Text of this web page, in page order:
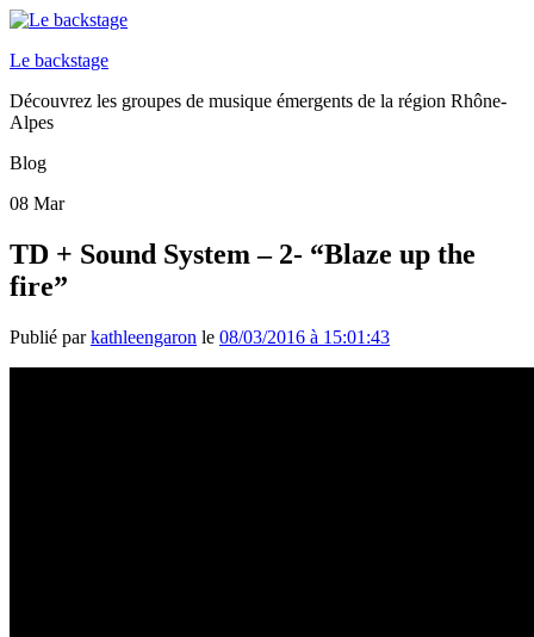
Le backstage
Découvrez les groupes de musique émergents de la région Rhône-
Alpes
Blog
08 Mar
TD + Sound System – 2- “Blaze up the
fire”
Publié parkathleengaron le 08/03/2016 à 15:01:43